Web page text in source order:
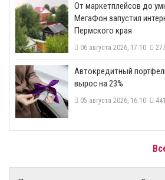
От маркетплейсов до
МегаФон запустил
Пермского края
06 августа 2026, 17:10 277
​Автокредитный
вырос на 23%
05 августа 2026, 16:10 441